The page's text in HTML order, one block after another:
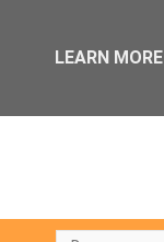
LEARN MORE